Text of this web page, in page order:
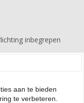
inbegrepen
aan te bieden
te verbeteren.